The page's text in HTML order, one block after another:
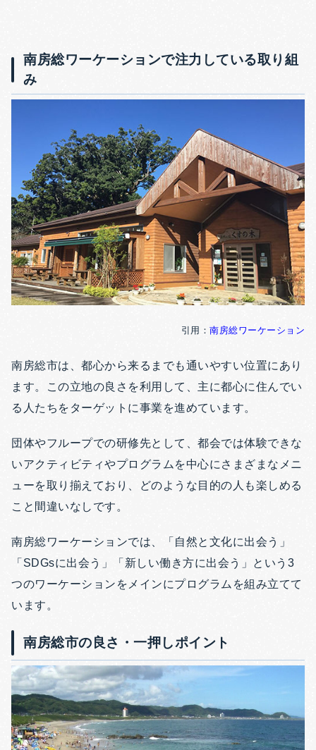
南房総ワーケーションで注力している取り組
み
引用： 南房総ワーケーション
南房総市は、都心から来るまでも通いやすい位置にあり
ます。この立地の良さを利用して、主に都心に住んでい
る人たちをターゲットに事業を進めています。
団体やフループでの研修先として、都会では体験できな
いアクティビティやプログラムを中心にさまざまなメニ
ューを取り揃えており、どのような目的の人も楽しめる
こと間違いなしです。
南房総ワーケーションでは、「自然と文化に出会う」
「SDGsに出会う」「新しい働き方に出会う」という3
つのワーケーションをメインにプログラムを組み立てて
います。
南房総市の良さ・一押しポイント